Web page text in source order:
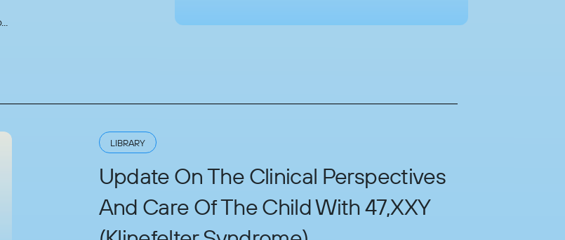
LIBRARY
Update On The Clinical Perspectives
And Care Of The Child With 47,XXY